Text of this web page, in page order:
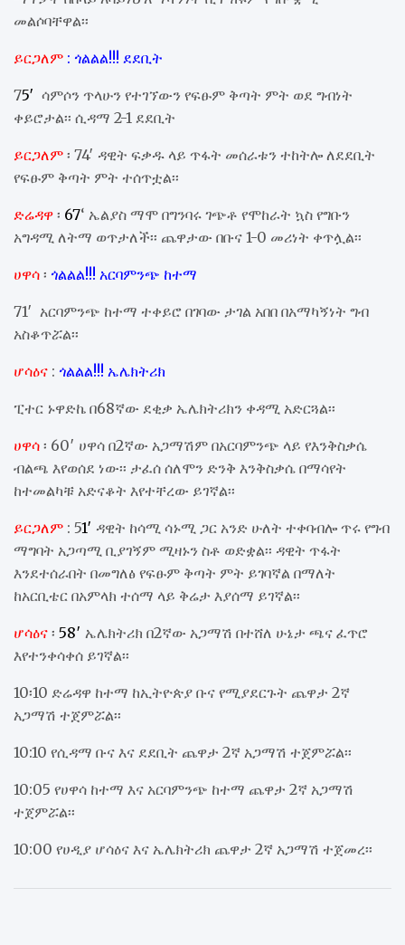
መልሶባቸዋል፡፡
ይርጋለም : ጎልልል!!! ደደቢት
75′ ሳምሶን ጥላሁን የተገኘውን የፍፁም ቅጣት ምት ወደ ግብነት
ቀይሮታል፡፡ ሲዳማ 2-1 ደደቢት
ይርጋለም ፡ 74′ ዳዊት ፍቃዱ ላይ ጥፋት መሰራቱን ተከትሎ ለደደቢት
የፍፁም ቅጣት ምት ተሰጥቷል፡፡
ድሬዳዋ ፡ 67‘ ኤልያስ ማሞ በግንባሩ ገጭቶ የሞከራት ኳስ የግቡን
አግዳሚ ለትማ ወጥታለች፡፡ ጨዋታው በቡና 1-0 መሪነት ቀጥሏል፡፡
ሀዋሳ ፡ ጎልልል!!! አርባምንጭ ከተማ
71′ አርባምንጭ ከተማ ተቀይሮ በገባው ታገል አበበ በአማካኝነት ግብ
አስቆጥሯል፡፡
ሆሳዕና : ጎልልል!!! ኤሌክትሪክ
ፒተር ኑዋድኬ በ68ኛው ደቂቃ ኤሌክትሪክን ቀዳሚ አድርጓል፡፡
ሀዋሳ ፡ 60′ ሀዋሳ በ2ኛው አጋማሽም በአርባምንጭ ላይ የእንቅስቃሴ
ብልጫ እየወሰደ ነው፡፡ ታፈሰ ሰለሞን ድንቅ እንቅስቃሴ በማሳየት
ከተመልካቹ አድናቆት እየተቸረው ይገኛል፡፡
ይርጋለም : 51′ ዳዊት ከሳሚ ሳኑሚ ጋር አንድ ሁለት ተቀባብሎ ጥሩ የግብ
ማግባት አጋጣሚ ቢያገኝም ሚዛኑን ስቶ ወድቋል፡፡ ዳዊት ጥፋት
እንደተሰራበት በመግለፅ የፍፁም ቅጣት ምት ይገባኛል በማለት
ከአርቢቴር በአምላክ ተሰማ ላይ ቅሬታ እያሰማ ይገኛል፡፡
ሆሳዕና ፡ 58′ ኤሌክትሪክ በ2ኛው አጋማሽ በተሸለ ሁኔታ ጫና ፈጥሮ
እየተንቀሳቀሰ ይገኛል፡፡
10፡10 ድሬዳዋ ከተማ ከኢትዮጵያ ቡና የሚያደርጉት ጨዋታ 2ኛ
አጋማሽ ተጀምሯል፡፡
10:10 የሲዳማ ቡና እና ደደቢት ጨዋታ 2ኛ አጋማሽ ተጀምሯል፡፡
10:05 የሀዋሳ ከተማ እና አርባምንጭ ከተማ ጨዋታ 2ኛ አጋማሽ
ተጀምሯል፡፡
10:00 የሀዲያ ሆሳዕና እና ኤሌክትሪክ ጨዋታ 2ኛ አጋማሽ ተጀመረ፡፡